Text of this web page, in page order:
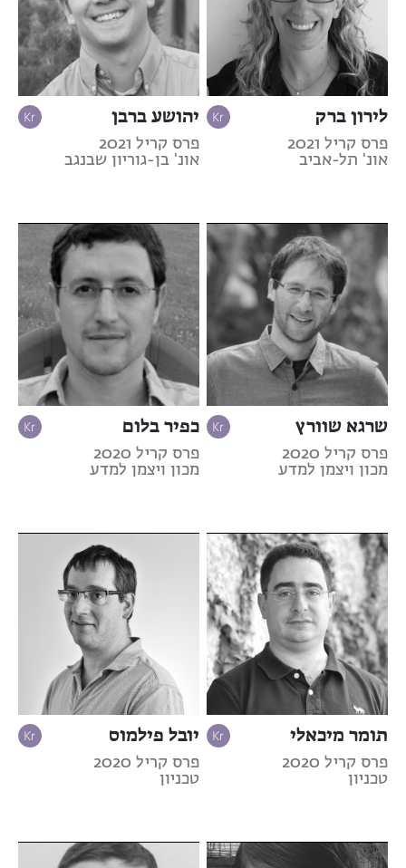
לירון ברק
פרס קריל 2021
אונ' תל-אביב
יהושע ברבן
פרס קריל 2021
אונ' בן-גוריון שבנגב
שרגא שוורץ
פרס קריל 2020
מכון ויצמן למדע
כפיר בלום
פרס קריל 2020
מכון ויצמן למדע
תומר מיכאלי
פרס קריל 2020
טכניון
יובל פילמוס
פרס קריל 2020
טכניון